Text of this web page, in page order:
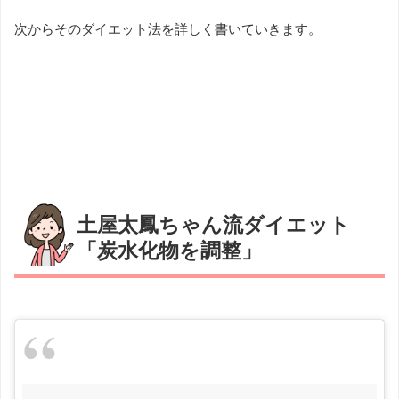
次からそのダイエット法を詳しく書いていきます。
土屋太鳳ちゃん流ダイエット
「炭水化物を調整」